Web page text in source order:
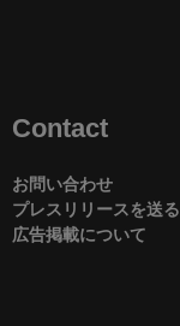
Contact
お問い合わせ
プレスリリースを送る
広告掲載について